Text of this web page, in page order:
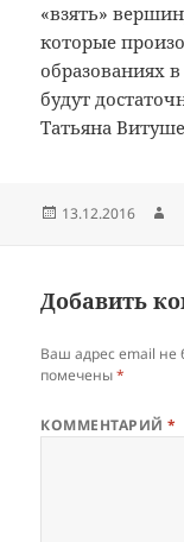
«взять»
которые
образованиях
будут
Татьяна
Опубликовано
13.12.2016
Добавить
Ваш адрес email не
помечены*
КОММЕНТАРИЙ*